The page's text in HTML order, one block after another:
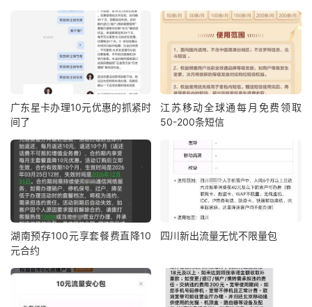
广东星卡办理10元优惠的抓紧时
间了
江苏移动全球通每月免费领取
50-200条短信
湖南预存100元享套餐费直降10
元合约
四川新出流量无忧不限量包